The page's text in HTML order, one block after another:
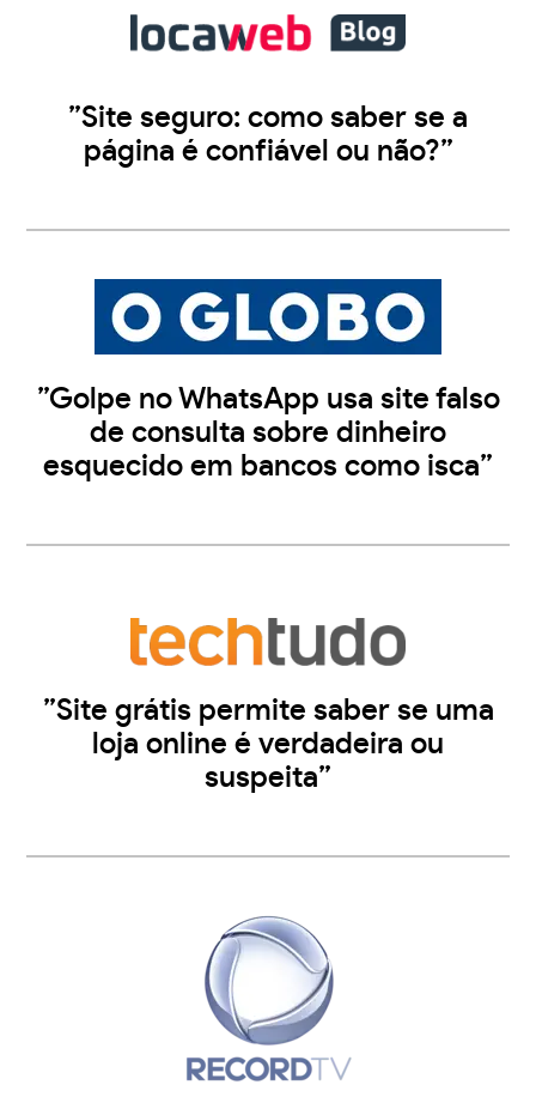
”Site seguro: como saber se a
página é confiável ou não?”
”Golpe no WhatsApp usa site falso
de consulta sobre dinheiro
esquecido em bancos como isca”
”Site grátis permite saber se uma
loja online é verdadeira ou
suspeita”